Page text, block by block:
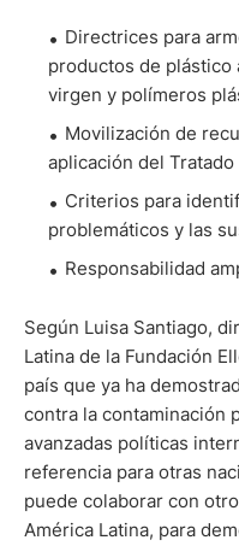
Directrices para
productos de plástico
virgen y polímeros
Movilización de
aplicación del Tratado
Criterios para
problemáticos y las
Responsabilidad
Según Luisa Santiago,
Latina de la Fundación
país que ya ha
contra la contaminación
avanzadas políticas
referencia para otras
puede colaborar con
América Latina, para